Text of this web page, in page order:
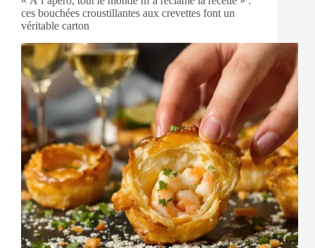
ces bouchées croustillantes aux crevettes font un
véritable carton